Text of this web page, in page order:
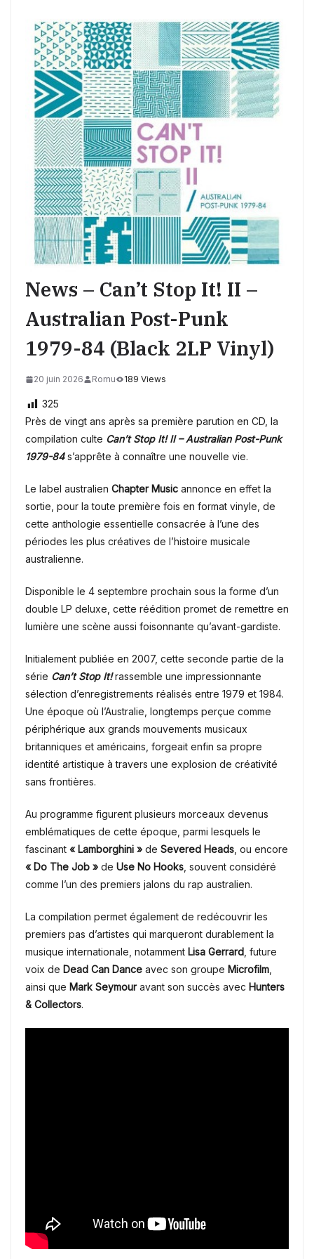
News – Can’t Stop It! II –
Australian Post-Punk
1979-84 (Black 2LP Vinyl)
20 juin 2026 Romu 189 Views
325
Près de vingt ans après sa première parution en CD, la
compilation culte Can’t Stop It! II – Australian Post-Punk
1979-84 s’apprête à connaître une nouvelle vie.
Le label australien Chapter Music annonce en effet la
sortie, pour la toute première fois en format vinyle, de
cette anthologie essentielle consacrée à l’une des
périodes les plus créatives de l’histoire musicale
australienne.
Disponible le 4 septembre prochain sous la forme d’un
double LP deluxe, cette réédition promet de remettre en
lumière une scène aussi foisonnante qu’avant-gardiste.
Initialement publiée en 2007, cette seconde partie de la
série Can’t Stop It!rassemble une impressionnante
sélection d’enregistrements réalisés entre 1979 et 1984.
Une époque où l’Australie, longtemps perçue comme
périphérique aux grands mouvements musicaux
britanniques et américains, forgeait enfin sa propre
identité artistique à travers une explosion de créativité
sans frontières.
Au programme figurent plusieurs morceaux devenus
emblématiques de cette époque, parmi lesquels le
fascinant « Lamborghini » de Severed Heads, ou encore
« Do The Job » de Use No Hooks, souvent considéré
comme l’un des premiers jalons du rap australien.
La compilation permet également de redécouvrir les
premiers pas d’artistes qui marqueront durablement la
musique internationale, notamment Lisa Gerrard, future
voix de Dead Can Dance avec son groupe Microfilm,
ainsi que Mark Seymouravant son succès avec Hunters
& Collectors.